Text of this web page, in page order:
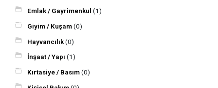
Emlak / Gayrimenkul(1)
Giyim / Kuşam(0)
Hayvancılık(0)
İnşaat / Yapı(1)
Kırtasiye / Basım(0)